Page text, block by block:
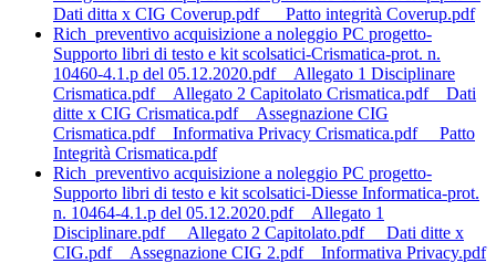
Dati ditta x CIG Coverup.pdf Patto integrità Coverup.pdf
Rich_preventivo acquisizione a noleggio PC progetto-
Supporto libri di testo e kit scolsatici-Crismatica-prot. n.
10460-4.1.p del 05.12.2020.pdf Allegato 1 Disciplinare
Crismatica.pdf Allegato 2 Capitolato Crismatica.pdf Dati
ditte x CIG Crismatica.pdf Assegnazione CIG
Crismatica.pdf Informativa Privacy Crismatica.pdf Patto
Integrità Crismatica.pdf
Rich_preventivo acquisizione a noleggio PC progetto-
Supporto libri di testo e kit scolsatici-Diesse Informatica-prot.
n. 10464-4.1.p del 05.12.2020.pdf Allegato 1
Disciplinare.pdf Allegato 2 Capitolato.pdf Dati ditte x
CIG.pdf Assegnazione CIG 2.pdf Informativa Privacy.pdf